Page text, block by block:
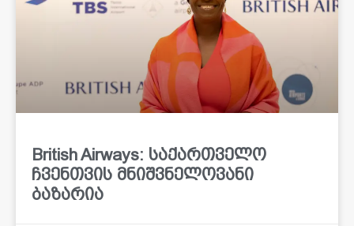
British Airways: საქართველო
ჩვენთვის მნიშვნელოვანი
ბაზარია